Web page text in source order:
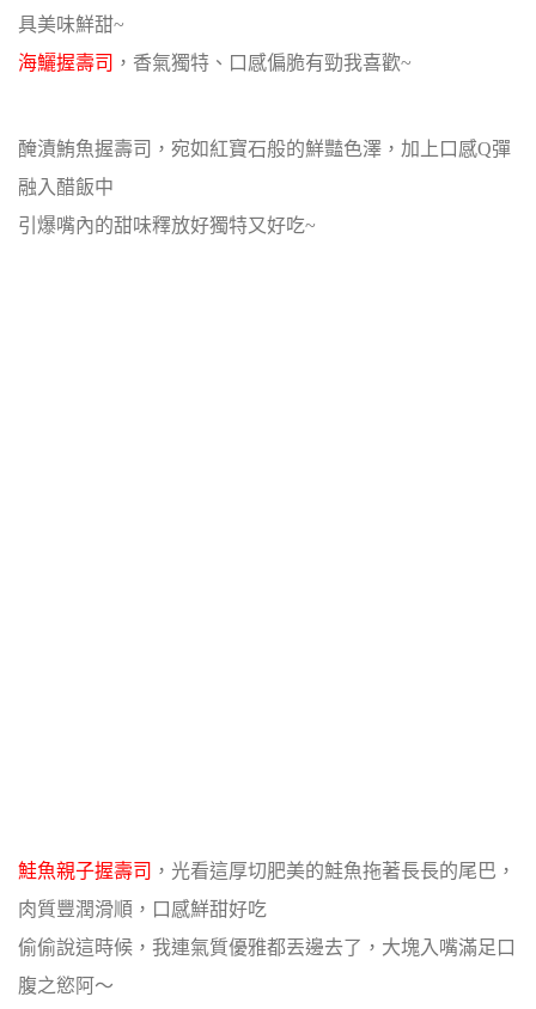
具美味鮮甜~
海鱺握壽司 ，香氣獨特、口感偏脆有勁我喜歡~
醃漬鮪魚握壽司，宛如紅寶石般的鮮豔色澤，加上口感Q彈
融入醋飯中
引爆嘴內的甜味釋放好獨特又好吃~
鮭魚親子握壽司 ，光看這厚切肥美的鮭魚拖著長長的尾巴，
肉質豐潤滑順，口感鮮甜好吃
偷偷說這時候，我連氣質優雅都丟邊去了，大塊入嘴滿足口
腹之慾阿～